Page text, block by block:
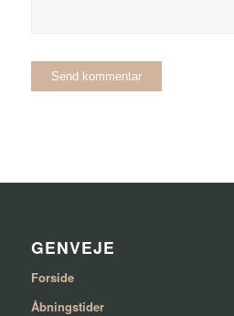
GENVEJE
Forside
Åbningstider